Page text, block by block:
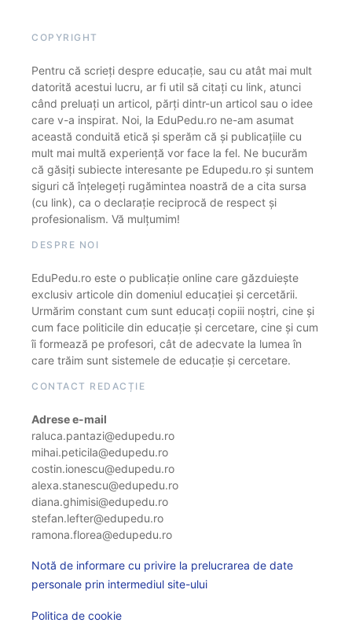
COPYRIGHT
Pentru că scrieți despre educație, sau cu atât mai mult
datorită acestui lucru, ar fi util să citați cu link, atunci
când preluați un articol, părți dintr-un articol sau o idee
care v-a inspirat. Noi, la EduPedu.ro ne-am asumat
această conduită etică și sperăm că și publicațiile cu
mult mai multă experiență vor face la fel. Ne bucurăm
că găsiți subiecte interesante pe Edupedu.ro și suntem
siguri că înțelegeți rugămintea noastră de a cita sursa
(cu link), ca o declarație reciprocă de respect și
profesionalism. Vă mulțumim!
DESPRE NOI
EduPedu.ro este o publicație online care găzduiește
exclusiv articole din domeniul educației și cercetării.
Urmărim constant cum sunt educați copiii noștri, cine și
cum face politicile din educație și cercetare, cine și cum
îi formează pe profesori, cât de adecvate la lumea în
care trăim sunt sistemele de educație și cercetare.
CONTACT REDACȚIE
Adrese e-mail
raluca.pantazi@edupedu.ro
mihai.peticila@edupedu.ro
costin.ionescu@edupedu.ro
alexa.stanescu@edupedu.ro
diana.ghimisi@edupedu.ro
stefan.lefter@edupedu.ro
ramona.florea@edupedu.ro
Notă de informare cu privire la prelucrarea de date
personale prin intermediul site-ului
Politica de cookie